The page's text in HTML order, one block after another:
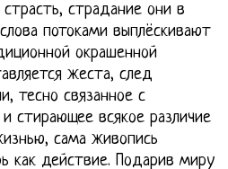
страдание они в
потоками выплёскивают
окрашенной
жеста, след
тесно связанное с
стирающее всякое различие
сама живопись
как действие. Подарив миру